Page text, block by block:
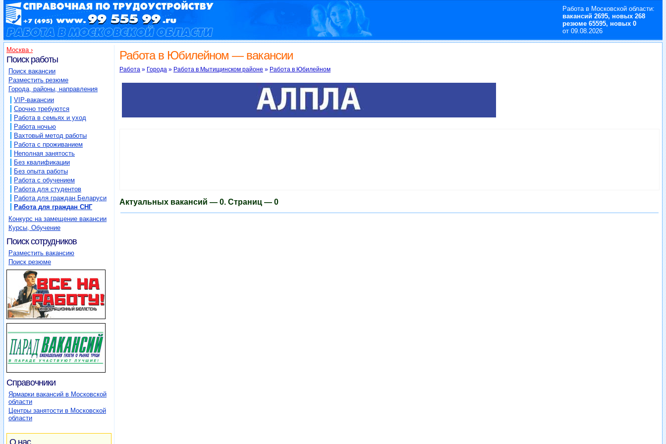
Работа в Московской области:
вакансий 2695, новых 268
резюме 65595, новых 0
от 09.08.2026
Работа в Московской области на mo.9955599.ru
Работа в Юбилейном - 0 вакансий в Юбилейном
Москва ›
Поиск работы
Поиск вакансии
Разместить резюме
Города, районы, направления
VIP-вакансии
Срочно требуются
Работа в семьях и уход
Работа ночью
Вахтовый метод работы
Работа с проживанием
Неполная занятость
Без квалификации
Без опыта работы
Работа с обучением
Работа для студентов
Работа для граждан Беларуси
Работа для граждан СНГ
Конкурс на замещение вакансии
Курсы, Обучение
Поиск сотрудников
Разместить вакансию
Поиск резюме
Справочники
Ярмарки вакансий в Московской
области
Центры занятости в Московской
области
О нас
Работа в Юбилейном — вакансии
Работа » Города » Работа в Мытищинском районе » Работа в Юбилейном
Актуальных вакансий — 0. Cтраниц — 0